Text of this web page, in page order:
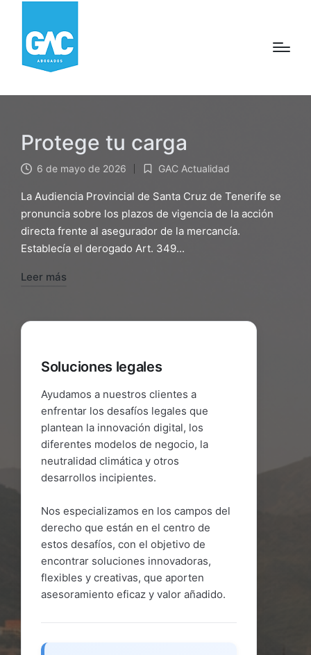
Protege tu carga
6 de mayo de 2026
Publicado
en
GAC Actualidad
La Audiencia Provincial de Santa Cruz de Tenerife se
pronuncia sobre los plazos de vigencia de la acción
directa frente al asegurador de la mercancía.
Establecía el derogado Art. 349...
Leer más
Soluciones legales
Ayudamos a nuestros clientes a
enfrentar los desafíos legales que
plantean la innovación digital, los
diferentes modelos de negocio, la
neutralidad climática y otros
desarrollos incipientes.
Nos especializamos en los campos del
derecho que están en el centro de
estos desafíos, con el objetivo de
encontrar soluciones innovadoras,
flexibles y creativas, que aporten
asesoramiento eficaz y valor añadido.